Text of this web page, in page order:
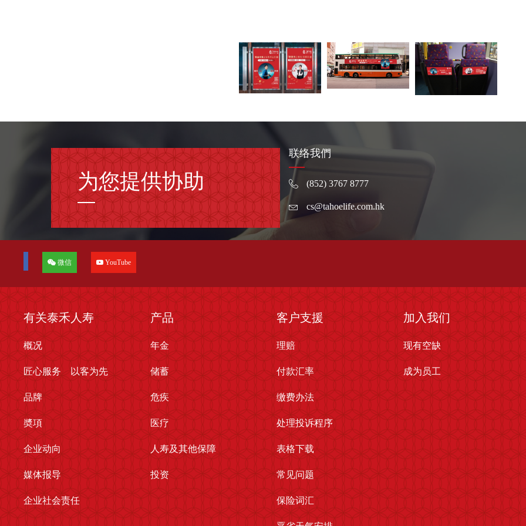
为您提供协助
联络我們
(852) 3767 8777
cs@tahoelife.com.hk
微信 YouTube
有关泰禾人寿
概况
匠心服务 以客为先
品牌
奬項
企业动向
媒体报导
企业社会责任
产品
年金
储蓄
危疾
医疗
人寿及其他保障
投资
客户支援
理赔
付款汇率
缴费办法
处理投诉程序
表格下载
常见问题
保险词汇
加入我们
现有空缺
成为员工